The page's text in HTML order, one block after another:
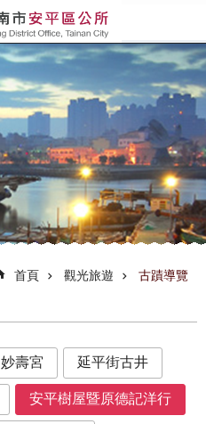
首頁 觀光旅遊 古蹟導覽
妙壽宮 延平街古井
安平樹屋暨原德記洋行